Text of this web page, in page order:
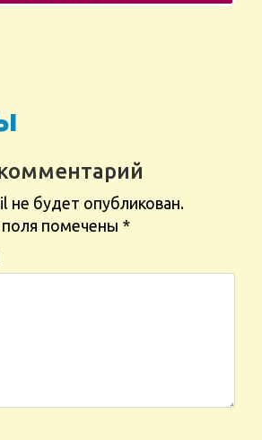
не будет опубликован.
помечены *